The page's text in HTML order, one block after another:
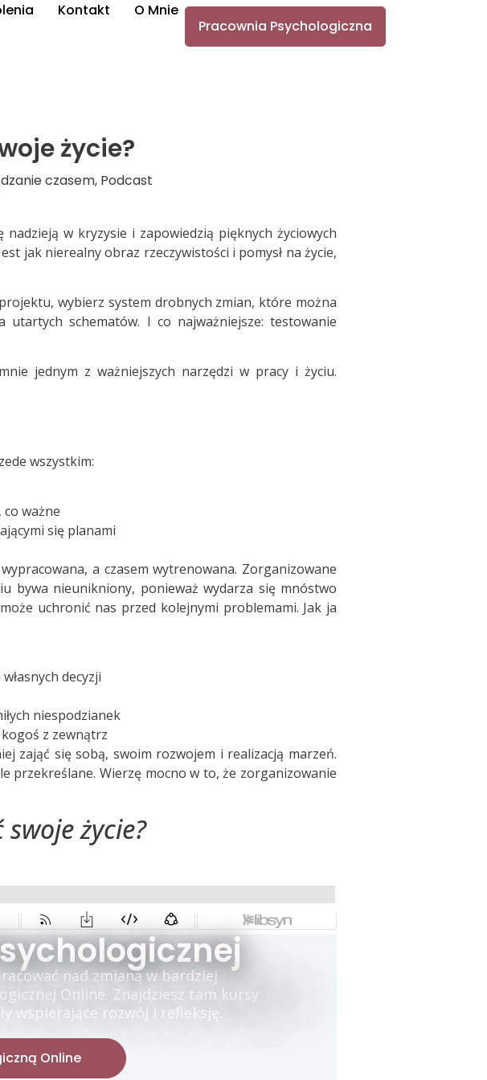
Kontakt
O Mnie
Pracownia Psychologiczna
życie?
czasem, Podcast
w kryzysie i zapowiedzią pięknych życiowych
jak nierealny obraz rzeczywistości i pomysł na życie,
wybierz system drobnych zmian, które można
utartych schematów. I co najważniejsze: testowanie
jednym z ważniejszych narzędzi w pracy i życiu.
wszystkim:
ważne
się planami
a czasem wytrenowana. Zorganizowane
bywa nieunikniony, ponieważ wydarza się mnóstwo
uchronić nas przed kolejnymi problemami. Jak ja
decyzji
niespodzianek
z zewnątrz
zająć się sobą, swoim rozwojem i realizacją marzeń.
przekreślane. Wierzę mocno w to, że zorganizowanie
życie?
nad zmianą w bardziej
Online. Znajdziesz tam kursy
wspierające rozwój i refleksję.
Online